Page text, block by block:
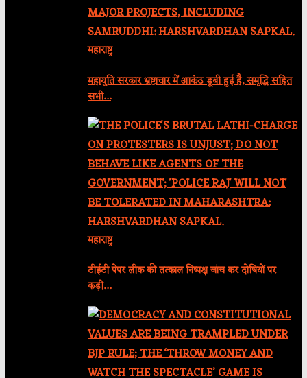
महाराष्ट्र
महायुति सरकार भ्रष्टाचार में आकंठ डूबी हुई है, समृद्धि सहित
सभी…
महाराष्ट्र
टीईटी पेपर लीक की तत्काल निष्पक्ष जांच कर दोषियों पर
कड़ी…